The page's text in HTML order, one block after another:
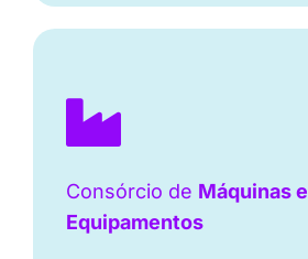
Consórcio de Máquinas e
Equipamentos